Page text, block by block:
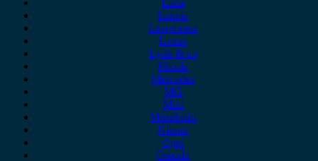
Lada
Lancia
Leapmotor
Lexus
Lynk & co
Mazda
Mercedes
MG
Mini
Mitsubishi
Nissan
Opel
Omoda